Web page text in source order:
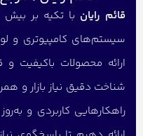
قائم رایان با تکیه بر بیش
سیستم‌های کامپیوتری و
ارائه محصولات باکیفیت و
شناخت دقیق نیاز بازار و
راهکارهایی کاربردی و